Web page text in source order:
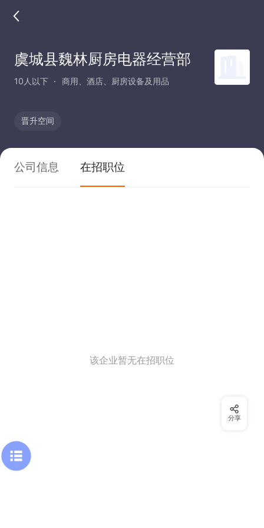
虞城县魏林厨房电器经营部
10人以下 商用、酒店、厨房设备及用品
晋升空间
公司信息 在招职位
该企业暂无在招职位
分享